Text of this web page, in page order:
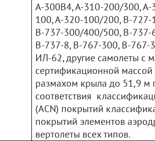
А-300В4, А-310-200/300,А-
100, А-320-100/200, В-727-
В-737-300/400/500, В-
В-737-8, В-767-300, В-767-
ИЛ-62, другие самолеты с
сертификационной массой
размахом крыла до 51,9 м
соответствия
(ACN) покрытий
покрытий элементов
вертолеты всех типов.